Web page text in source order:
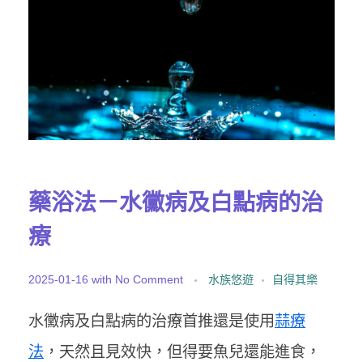
藥浴法－水黴病及白點病的治
療
2025-01-16 with No Comment 水族悠遊 自得其樂
水黴病及白點病的治療首推還是使用蒜療
法 ，天然且見效快，但得要魚兒還能進食，